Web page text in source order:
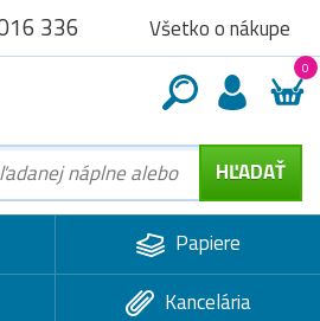
336 Všetko o nákupe
0
Papiere
Kancelária